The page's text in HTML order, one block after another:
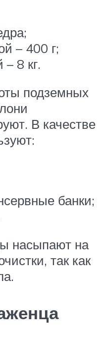
– 400 г;
8 кг.
подземных
В качестве
банки;
насыпают на
так как